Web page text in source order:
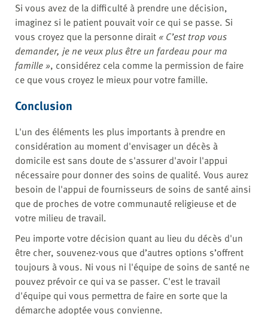
Si vous avez de la difficulté à prendre une décision,
imaginez si le patient pouvait voir ce qui se passe. Si
vous croyez que la personne dirait « C’est trop vous
demander, je ne veux plus être un fardeau pour ma
famille », considérez cela comme la permission de faire
ce que vous croyez le mieux pour votre famille.
Conclusion
L'un des éléments les plus importants à prendre en
considération au moment d'envisager un décès à
domicile est sans doute de s'assurer d'avoir l'appui
nécessaire pour donner des soins de qualité. Vous aurez
besoin de l'appui de fournisseurs de soins de santé ainsi
que de proches de votre communauté religieuse et de
votre milieu de travail.
Peu importe votre décision quant au lieu du décès d'un
être cher, souvenez-vous que d’autres options s’offrent
toujours à vous. Ni vous ni l'équipe de soins de santé ne
pouvez prévoir ce qui va se passer. C'est le travail
d'équipe qui vous permettra de faire en sorte que la
démarche adoptée vous convienne.